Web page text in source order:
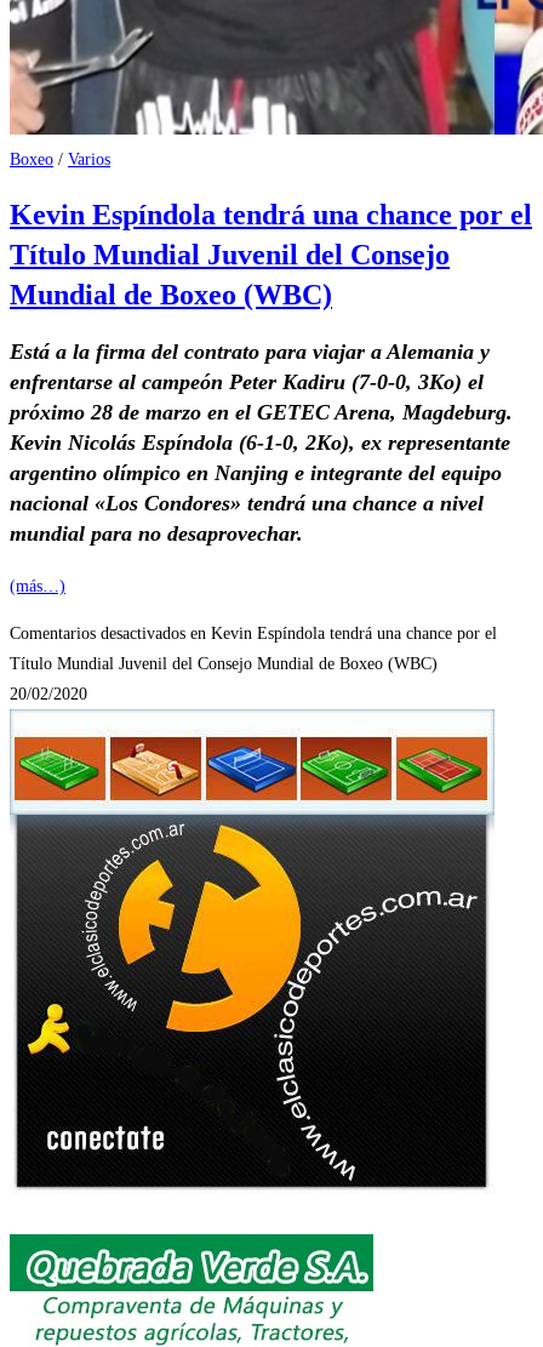
Boxeo / Varios
Kevin Espíndola tendrá una chance por el
Título Mundial Juvenil del Consejo
Mundial de Boxeo (WBC)
Está a la firma del contrato para viajar a Alemania y
enfrentarse al campeón Peter Kadiru (7-0-0, 3Ko) el
próximo 28 de marzo en el GETEC Arena, Magdeburg.
Kevin Nicolás Espíndola (6-1-0, 2Ko), ex representante
argentino olímpico en Nanjing e integrante del equipo
nacional «Los Condores» tendrá una chance a nivel
mundial para no desaprovechar.
(más…)
Comentarios desactivados en Kevin Espíndola tendrá una chance por el
Título Mundial Juvenil del Consejo Mundial de Boxeo (WBC)
20/02/2020